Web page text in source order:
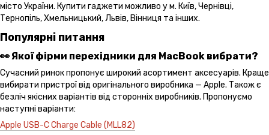
місто України. Купити гаджети можливо у м. Київ, Чернівці,
Тернопіль, Хмельницький, Львів, Вінниця та інших.
Популярні питання
👀 Якої фірми перехідники для MacBook вибрати?
Сучасний ринок пропонує широкий асортимент аксесуарів. Краще
вибирати пристрої від оригінального виробника — Apple. Також є
безліч якісних варіантів від сторонніх виробників. Пропонуємо
наступні варіанти:
Apple USB-C Charge Cable (MLL82)